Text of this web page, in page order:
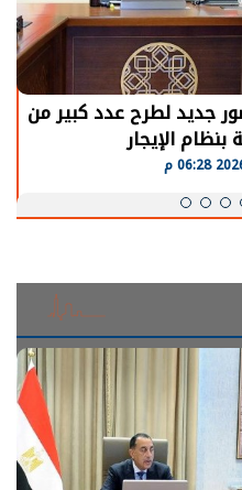
في قطاع الطاقة
الإنتاج الطبيعية